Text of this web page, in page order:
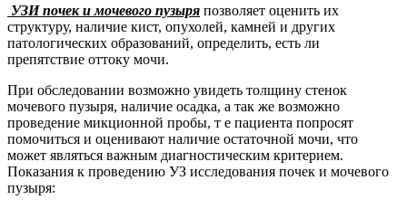
УЗИ почек и мочевого пузыря позволяет оценить их
структуру, наличие кист, опухолей, камней и других
патологических образований, определить, есть ли
препятствие оттоку мочи.
При обследовании возможно увидеть толщину стенок
мочевого пузыря, наличие осадка, а так же возможно
проведение микционной пробы, т е пациента попросят
помочиться и оценивают наличие остаточной мочи, что
может являться важным диагностическим критерием.
Показания к проведению УЗ исследования почек и мочевого
пузыря: